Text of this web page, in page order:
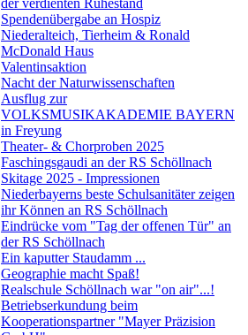
der verdienten Ruhestand
Spendenübergabe an Hospiz
Niederalteich, Tierheim & Ronald
McDonald Haus
Valentinsaktion
Nacht der Naturwissenschaften
Ausflug zur
VOLKSMUSIKAKADEMIE BAYERN
in Freyung
Theater- & Chorproben 2025
Faschingsgaudi an der RS Schöllnach
Skitage 2025 - Impressionen
Niederbayerns beste Schulsanitäter zeigen
ihr Können an RS Schöllnach
Eindrücke vom "Tag der offenen Tür" an
der RS Schöllnach
Ein kaputter Staudamm ...
Geographie macht Spaß!
Realschule Schöllnach war "on air"...!
Betriebserkundung beim
Kooperationspartner "Mayer Präzision